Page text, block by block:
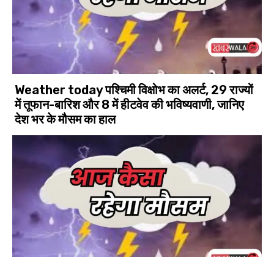
Weather today पश्चिमी विक्षोभ का अलर्ट, 29 राज्यों
में तूफान-बारिश और 8 में हीटवेव की भविष्यवाणी, जानिए
देश भर के मौसम का हाल